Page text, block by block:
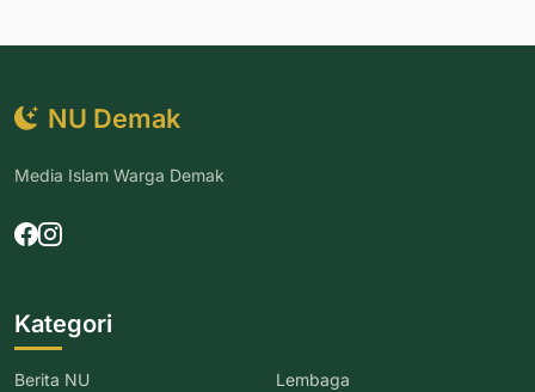
NU Demak
Media Islam Warga Demak
Kategori
Berita NU
Lembaga